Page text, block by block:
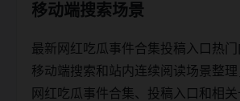
移动端搜索场景
最新网红吃瓜事件合集投稿入口热
移动端搜索和站内连续阅读场景整
网红吃瓜事件合集、投稿入口和相关